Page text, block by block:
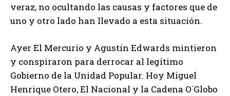
veraz, no ocultando las causas y factores que de
uno y otro lado han llevado a esta situación.
Ayer El Mercurio y Agustín Edwards mintieron
y conspiraron para derrocar al legítimo
Gobierno de la Unidad Popular. Hoy Miguel
Henrique Otero, El Nacional y la Cadena O´Globo